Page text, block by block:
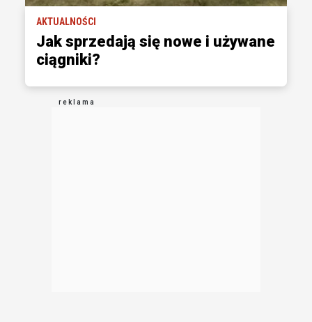
AKTUALNOŚCI
Jak sprzedają się nowe i używane
ciągniki?